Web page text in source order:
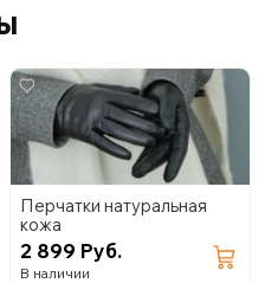
Перчатки натуральная
кожа
2 899 Руб.
В наличии